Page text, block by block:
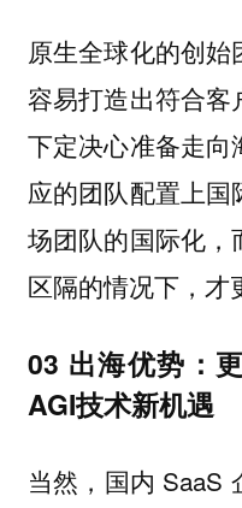
原生全球化的创
容易打造出符合
下定决心准备走向
应的团队配置上
场团队的国际化
区隔的情况下，才
03 ‍出海优势：
AGI技术新机遇
当然，国内 SaaS